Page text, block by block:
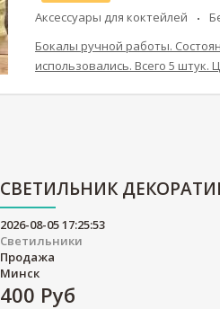
Аксессуары для коктейлей
Бокалы ручной работы.
использовались. Всего 5 штук.
СВЕТИЛЬНИК
2026-08-05 17:25:53
Светильники
Продажа
Минск
400 Руб